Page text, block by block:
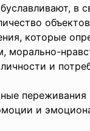
в
которые
морально-
и
переживания
и